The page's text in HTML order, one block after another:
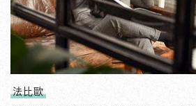
法比歐